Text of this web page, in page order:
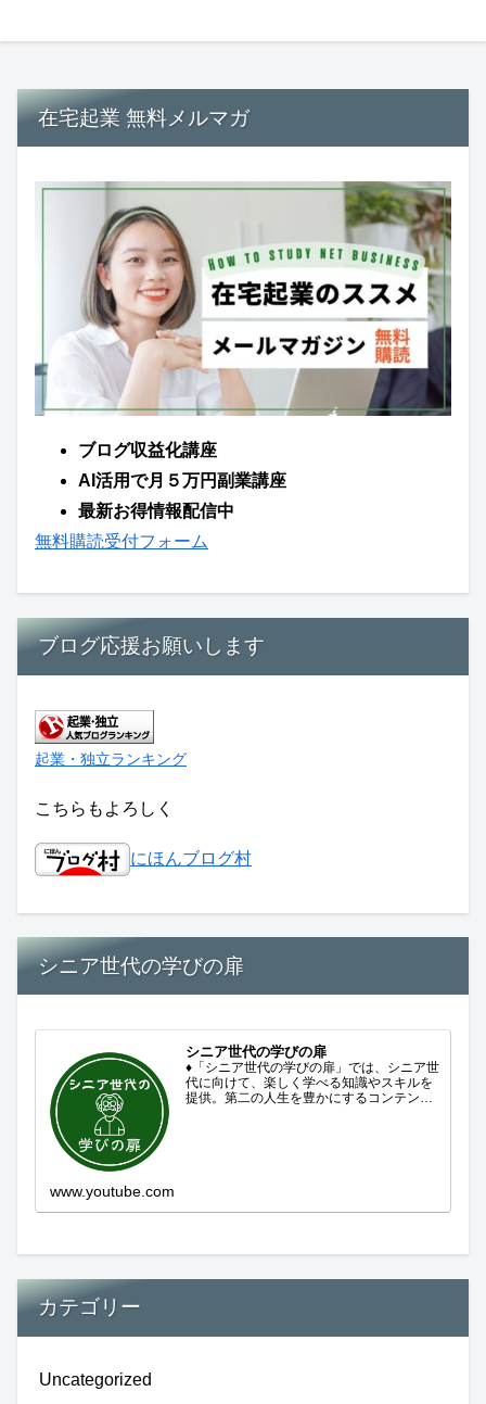
在宅起業 無料メルマガ
ブログ収益化講座
AI活用で月５万円副業講座
最新お得情報配信中
無料購読受付フォーム
ブログ応援お願いします
起業・独立ランキング
こちらもよろしく
にほんブログ村
シニア世代の学びの扉
シニア世代の学びの扉
♦「シニア世代の学びの扉」では、シニア世
代に向けて、楽しく学べる知識やスキルを
提供。第二の人生を豊かにするコンテンツ
www.youtube.com
カテゴリー
Uncategorized